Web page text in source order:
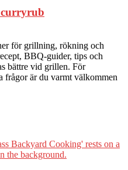
för grillning, rökning och
BBQ-guider, tips och
bättre vid grillen. För
frågor är du varmt välkommen